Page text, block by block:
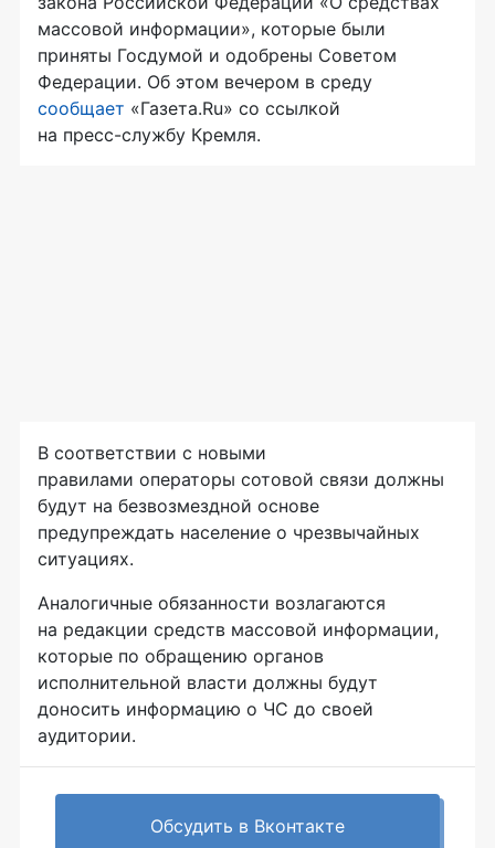
массовой информации», которые были
приняты Госдумой и одобрены Советом
Федерации. Об этом вечером в среду
сообщает «Газета.Ru» со ссылкой
на пресс-службу Кремля.
В соответствии с новыми
правилами операторы сотовой связи должны
будут на безвозмездной основе
предупреждать население о чрезвычайных
ситуациях.
Аналогичные обязанности возлагаются
на редакции средств массовой информации,
которые по обращению органов
исполнительной власти должны будут
доносить информацию о ЧС до своей
аудитории.
Обсудить в Вконтакте